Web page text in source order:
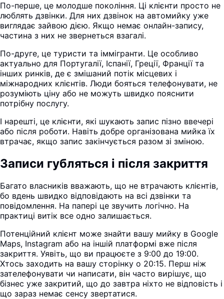
По-перше, це молодше покоління. Ці клієнти просто не
люблять дзвінки. Для них дзвінок на автомийку уже
виглядає зайвою дією. Якщо немає онлайн-запису,
частина з них не звернеться взагалі.
По-друге, це туристи та іммігранти. Це особливо
актуально для Португалії, Іспанії, Греції, Франції та
інших ринків, де є змішаний потік місцевих і
міжнародних клієнтів. Люди бояться телефонувати, не
розуміють ціну або не можуть швидко пояснити
потрібну послугу.
І нарешті, це клієнти, які шукають запис пізно ввечері
або після роботи. Навіть добре організована мийка їх
втрачає, якщо запис закінчується разом зі зміною.
Записи губляться і після закриття
Багато власників вважають, що не втрачають клієнтів,
бо вдень швидко відповідають на всі дзвінки та
повідомлення. На папері це звучить логічно. На
практиці витік все одно залишається.
Потенційний клієнт може знайти вашу мийку в Google
Maps, Instagram або на іншій платформі вже після
закриття. Уявіть, що ви працюєте з 9:00 до 19:00.
Хтось заходить на вашу сторінку о 20:15. Перш ніж
зателефонувати чи написати, він часто вирішує, що
бізнес уже закритий, що до завтра ніхто не відповість і
що зараз немає сенсу звертатися.